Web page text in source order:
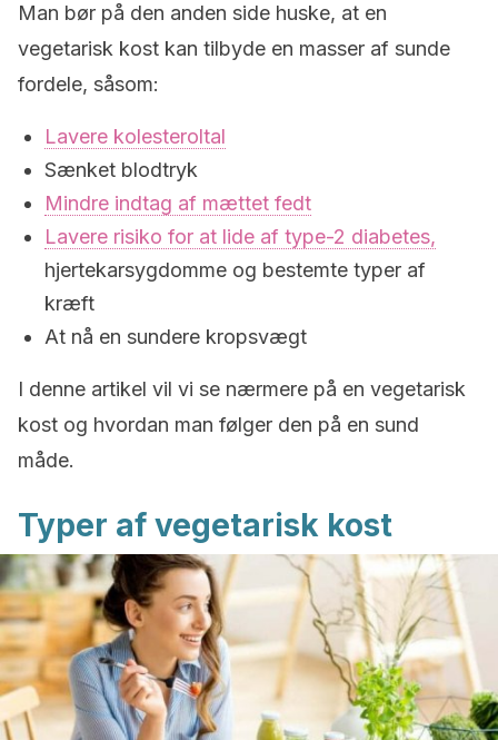
Man bør på den anden side huske, at en
vegetarisk kost kan tilbyde en masser af sunde
fordele, såsom:
Lavere kolesteroltal
Sænket blodtryk
Mindre indtag af mættet fedt
Lavere risiko for at lide af type-2 diabetes,
hjertekarsygdomme og bestemte typer af
kræft
At nå en sundere kropsvægt
I denne artikel vil vi se nærmere på en vegetarisk
kost og hvordan man følger den på en sund
måde.
Typer af vegetarisk kost